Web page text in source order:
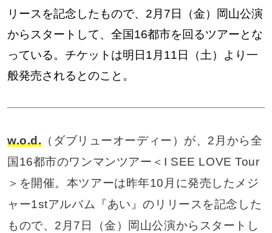
リースを記念したもので、2月7日（金）岡山公演
からスタートして、全国16都市を回るツアーとな
っている。チケットは明日1月11日（土）より一
般発売されるとのこと。
w.o.d. （ダブリューオーディー）が、2月から全
国16都市のワンマンツアー＜I SEE LOVE Tour
＞を開催。本ツアーは昨年10月に発売したメジ
ャー1stアルバム『あい』のリリースを記念した
もので、2月7日（金）岡山公演からスタートし